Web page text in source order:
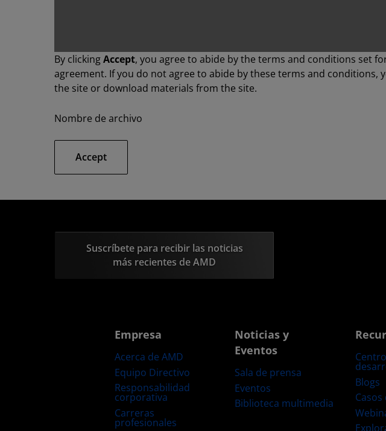
By clickingAccept, you agree to abide by the terms and conditions set
agreement. If you do not agree to abide by these terms and conditions,
the site or download materials from the site.
Nombre de archivo
Accept
Suscríbete para recibir las noticias
más recientes de AMD
Empresa
Acerca de AMD
Equipo Directivo
Responsabilidad
corporativa
Carreras
profesionales
Noticias y
Eventos
Sala de prensa
Eventos
Biblioteca multimedia
Blogs